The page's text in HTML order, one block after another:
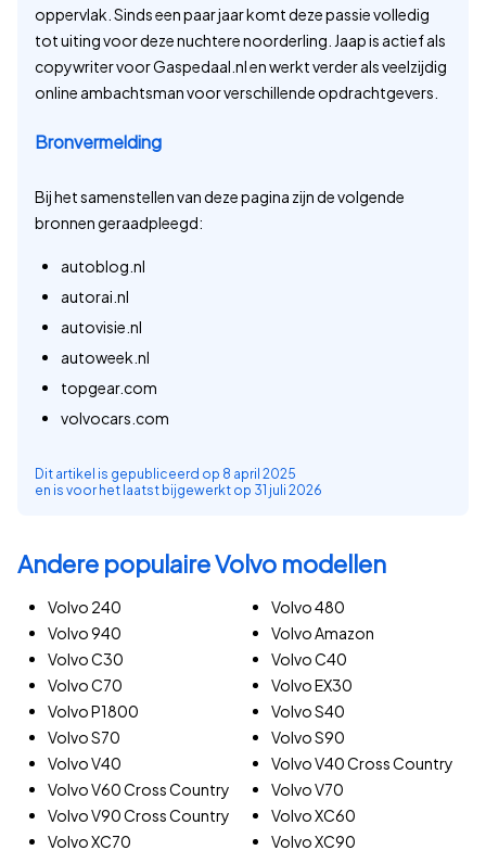
oppervlak. Sinds een paar jaar komt deze passie volledig
tot uiting voor deze nuchtere noorderling. Jaap is actief als
copywriter voor Gaspedaal.nl en werkt verder als veelzijdig
online ambachtsman voor verschillende opdrachtgevers.
Bronvermelding
Bij het samenstellen van deze pagina zijn de volgende
bronnen geraadpleegd:
autoblog.nl
autorai.nl
autovisie.nl
autoweek.nl
topgear.com
volvocars.com
Dit artikel is gepubliceerd op 8 april 2025
en is voor het laatst bijgewerkt op 31 juli 2026
Andere populaire Volvo modellen
Volvo 240
Volvo 480
Volvo 940
Volvo Amazon
Volvo C30
Volvo C40
Volvo C70
Volvo EX30
Volvo P1800
Volvo S40
Volvo S70
Volvo S90
Volvo V40
Volvo V40 Cross Country
Volvo V60 Cross Country
Volvo V70
Volvo V90 Cross Country
Volvo XC60
Volvo XC70
Volvo XC90